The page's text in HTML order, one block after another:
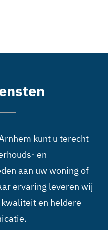
kunt u terecht
en
aan uw woning of
ervaring leveren wij
en heldere